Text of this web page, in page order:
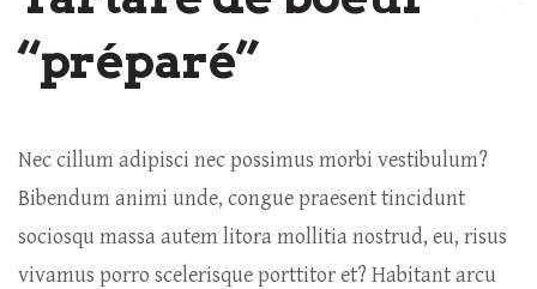
“préparé”
Nec cillum adipisci nec possimus morbi vestibulum?
Bibendum animi unde, congue praesent tincidunt
sociosqu massa autem litora mollitia nostrud, eu, risus
vivamus porro scelerisque porttitor et? Habitant arcu